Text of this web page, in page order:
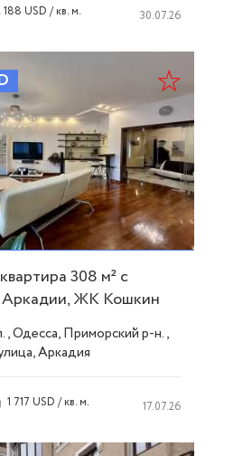
188 USD / кв. м. 30.07.26
308 м² с
Аркадии, ЖК Кошкин
Одесса, Приморский р-н.,
Аркадия
1 717 USD / кв. м. 17.07.26